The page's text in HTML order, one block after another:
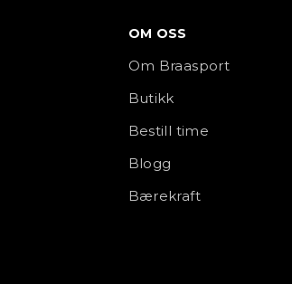
OM OSS
Om Braasport
Butikk
Bestill time
Blogg
Bærekraft